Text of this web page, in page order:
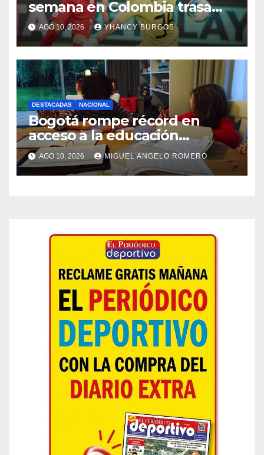
semana en Colombia trasa
potente terremoto de 7.4
AGO 10, 2026 YHANCY BURGOS
DESTACADAS NACIONAL
Bogotá rompe récord en
acceso a la educación
superior e inaugura el
comedor escolar
AGO 10, 2026 MIGUEL ANGELO ROMERO